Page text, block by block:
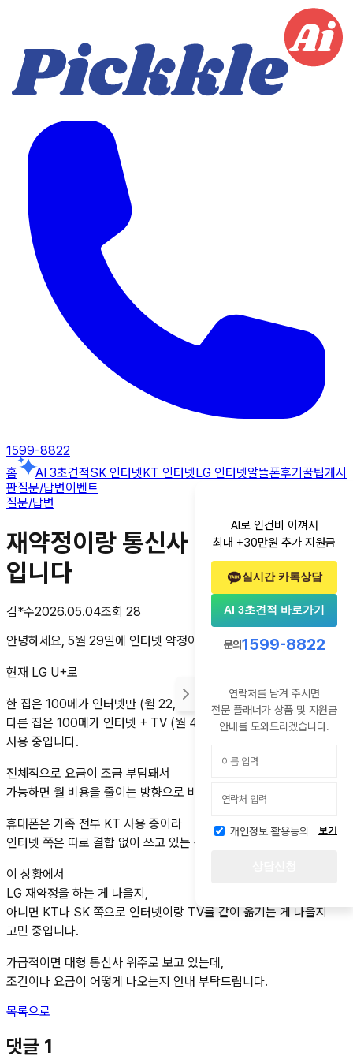
1599-8822
홈
AI 3초견적SK 인터넷 KT 인터넷 LG 인터넷알뜰폰후기 꿀팁게시
판질문/답변이벤트
질문/답변
재약정이랑 통신사 이동 중에 고민
입니다
김*수2026.05.04조회 28
안녕하세요, 5월 29일에 인터넷 약정이 끝나서 문의드립니다.
현재 LG U+로
한 집은 100메가 인터넷만 (월 22,000원),
다른 집은 100메가 인터넷 + TV (월 40,700원) 이렇게 두 군데
사용 중입니다.
전체적으로 요금이 조금 부담돼서
가능하면 월 비용을 줄이는 방향으로 바꿔보고 싶은데요.
휴대폰은 가족 전부 KT 사용 중이라
인터넷 쪽은 따로 결합 없이 쓰고 있는 상태입니다.
이 상황에서
LG 재약정을 하는 게 나을지,
아니면 KT나 SK 쪽으로 인터넷이랑 TV를 같이 옮기는 게 나을지
고민 중입니다.
가급적이면 대형 통신사 위주로 보고 있는데,
조건이나 요금이 어떻게 나오는지 안내 부탁드립니다.
목록으로
댓글 1
AI로 인건비 아껴서
최대 +30만원 추가 지원금
실시간 카톡상담
AI 3초견적 바로가기
문의1599-8822
연락처를 남겨 주시면
전문 플래너가 상품 및 지원금
안내를 도와드리겠습니다.
개인정보 활용동의 보기